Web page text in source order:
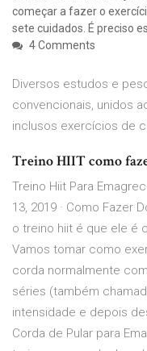
começar a fazer o
sete cuidados. É preciso
4 Comments
Diversos estudos e
convencionais, unidos
inclusos exercícios de
Treino HIIT como
Treino Hiit Para
13, 2019 · Como Fazer
o treino hiit é que ele é
Vamos tomar como
corda normalmente
séries (também
intensidade e depois
Corda de Pular para